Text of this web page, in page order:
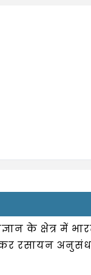
के क्षेत्र में
रसायन